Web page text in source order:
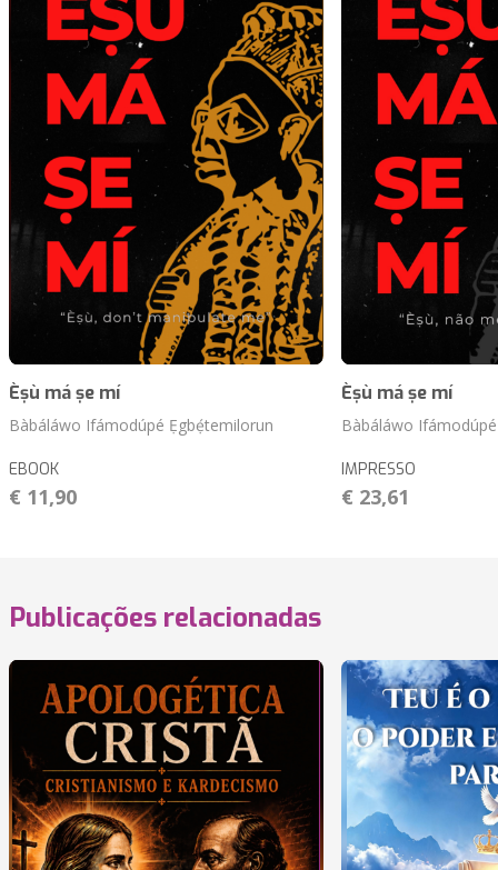
Èṣù má ṣe mí
Bàbáláwo Ifámodúpé Ẹgbẹ́temilorun
EBOOK
€ 11,90
Èṣù má ṣe mí
Bàbáláwo
IMPRESSO
€ 23,61
Publicações relacionadas